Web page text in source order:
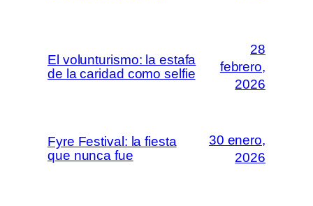
El volunturismo: la estafa
de la caridad como selfie
28
febrero,
2026
Fyre Festival: la fiesta
que nunca fue
30 enero,
2026